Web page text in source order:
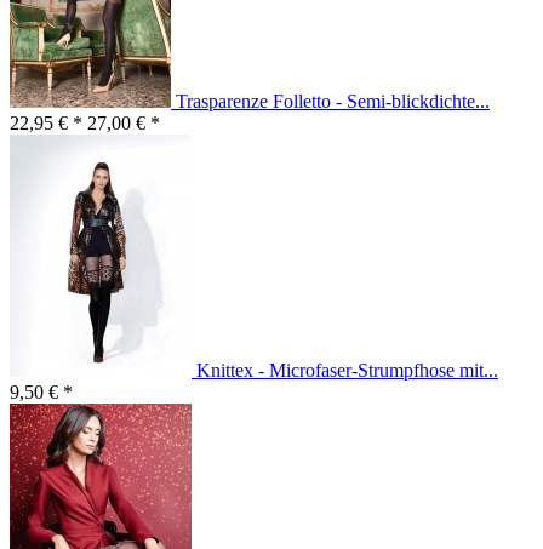
Trasparenze Folletto - Semi-blickdichte...
22,95 € * 27,00 € *
Knittex - Microfaser-Strumpfhose mit...
9,50 € *